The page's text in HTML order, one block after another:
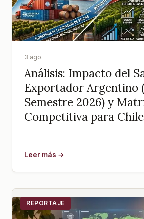
3 ago.
Análisis: Impacto del
Exportador Argentino
Semestre 2026) y
Competitiva para Chile
Leer más →
REPORTAJE